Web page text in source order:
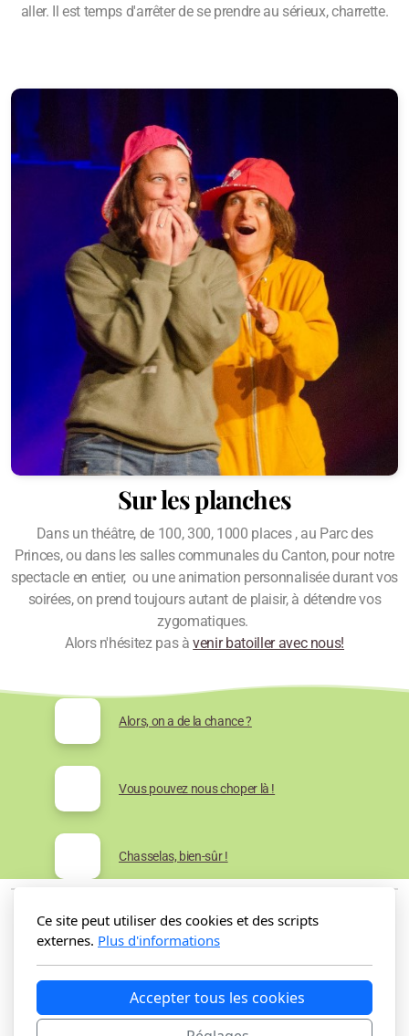
aller. Il est temps d'arrêter de se prendre au sérieux, charrette.
Sur les planches
Dans un théâtre, de 100, 300, 1000 places , au Parc des
Princes, ou dans les salles communales du Canton, pour notre
spectacle en entier, ou une animation personnalisée durant vos
soirées, on prend toujours autant de plaisir, à détendre vos
zygomatiques.
Alors n'hésitez pas àvenir batoiller avec nous!
Alors, on a de la chance ?
Vous pouvez nous choper là !
Chasselas, bien-sûr !
Les Sissi's
Ce site peut utiliser des cookies et des scripts
externes. Plus d'informations
Accepter tous les cookies